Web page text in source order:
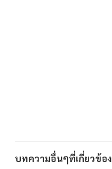
บทความอื่นๆที่เกี่ยวข้อง